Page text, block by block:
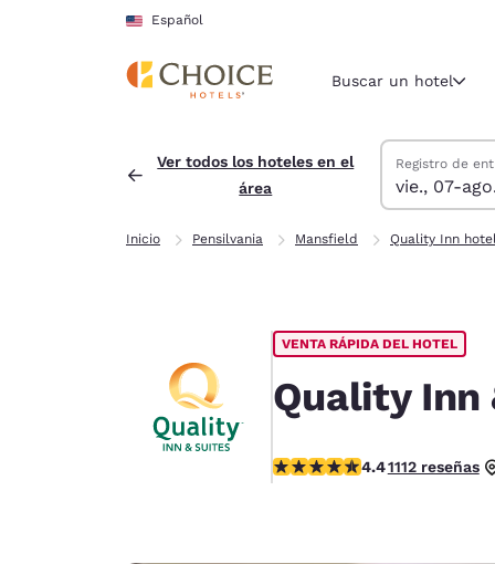
Pasar A Contenido Principal
Español
Región y
Español
United
Buscar un hotel
Ver todos los hoteles en el
área
Buscar hoteles
viernes, 7 de
Registro de
vie., 07-
sábado, 8 de
sábado, 8 de
viernes, 7 de
Inicio Pensilvania Mansfield Quality Inn
VENTA RÁPIDA DEL HOTEL
Quality Inn
calificación de 4.42
4.41112 reseñas